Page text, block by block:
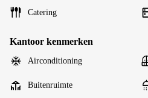
Catering
Kantoor kenmerken
Airconditioning
Buitenruimte